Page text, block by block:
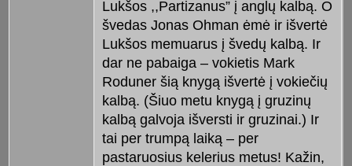
Lukšos ,,Partizanus” į anglų kalbą. O
švedas Jonas Ohman ėmė ir išvertė
Lukšos memuarus į švedų kalbą. Ir
dar ne pabaiga – vokietis Mark
Roduner šią knygą išvertė į vokiečių
kalbą. (Šiuo metu knygą į gruzinų
kalbą galvoja išversti ir gruzinai.) Ir
tai per trumpą laiką – per
pastaruosius kelerius metus! Kažin,